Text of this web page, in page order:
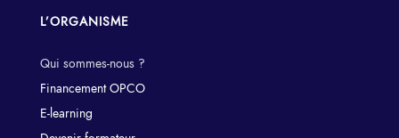
L’ORGANISME
Qui sommes-nous ?
Financement OPCO
E-learning